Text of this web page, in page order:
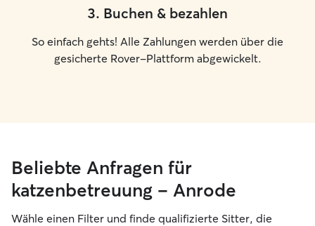
3. Buchen & bezahlen
So einfach gehts! Alle Zahlungen werden über die
gesicherte Rover-Plattform abgewickelt.
Beliebte Anfragen für
katzenbetreuung – Anrode
Wähle einen Filter und finde qualifizierte Sitter, die